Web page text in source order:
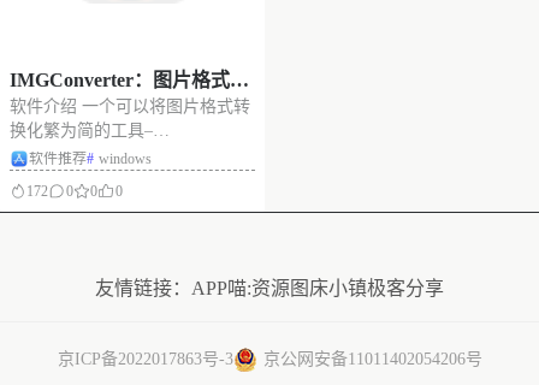
IMGConverter：图片格式转
换，右键菜单栏版
软件介绍 一个可以将图片格式转
换化繁为简的工具–
IMGConverter。阿喵测试使用
使用。 普通软件：导入/上传图 -
件……太麻烦！ IM
软件推荐# windows
172
0 0 0
友情链接： APP喵:资源 图床小镇极客分享
京ICP备2022017863号-3 京公网安备11011402054206号